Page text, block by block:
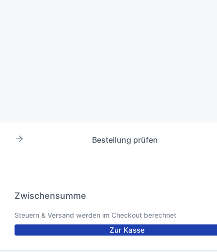
Bestellung prüfen
Zwischensumme
Steuern & Versand werden im Checkout berechnet
Zur Kasse